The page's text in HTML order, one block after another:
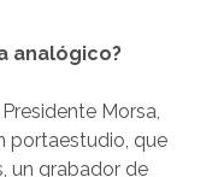
analógico?
Morsa,
portaestudio, que
un grabador de